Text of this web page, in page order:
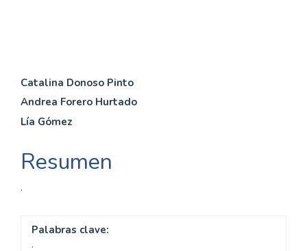
Contenido
principal
del
artículo
Catalina Donoso Pinto
Andrea Forero Hurtado
Lía Gómez
Resumen
.
Palabras clave:
.